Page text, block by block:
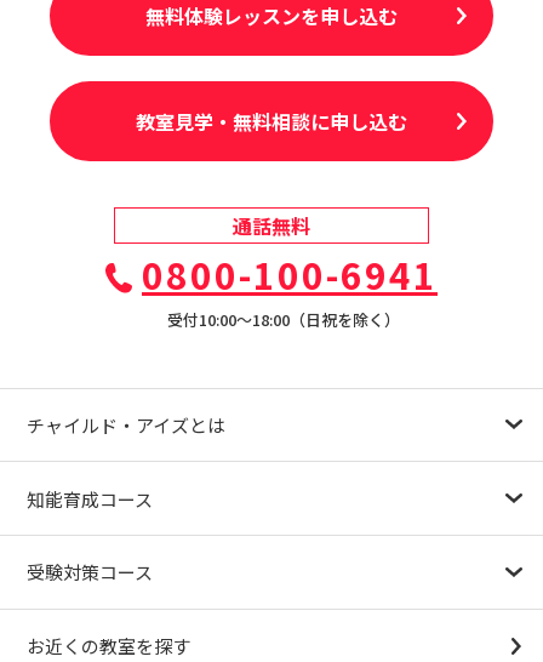
無料体験レッスンを申し込む
教室見学・無料相談に申し込む
通話無料
0800-100-6941
受付10:00〜18:00（日祝を除く）
チャイルド・アイズとは
知能育成コース
受験対策コース
（思考力アドバンスコースアストルム）
お近くの教室を探す